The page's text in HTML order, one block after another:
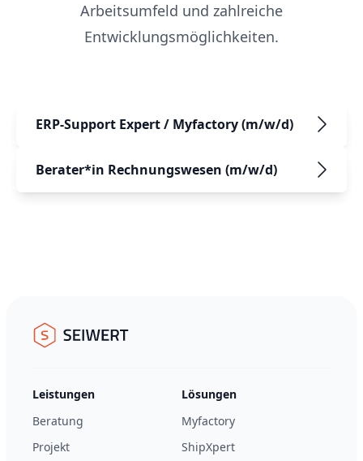
Arbeitsumfeld und zahlreiche
Entwicklungsmöglichkeiten.
ERP-Support Expert / Myfactory (m/w/d)
Berater*in Rechnungswesen (m/w/d)
Seiwert GmbH
Leistungen
Beratung
Projekt
Lösungen
Myfactory
ShipXpert